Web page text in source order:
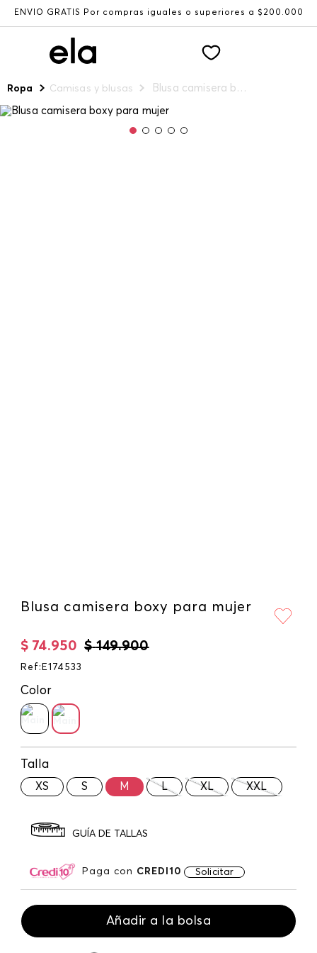
ENVÍO GRATIS Por compras iguales o superiores a $200.000
Ropa Camisas y blusas Blusa camisera boxy para mujer
Blusa camisera boxy para mujer
$ 149.900
$ 74.950
Ref : E174533
Color
Talla
XS S M L XL XXL
GUÍA DE TALLAS
Paga con CREDI10 Solicitar
Añadir a la bolsa